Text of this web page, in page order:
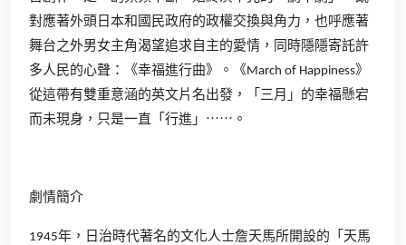
對應著外頭日本和國民政府的政權交換與角力，也呼應著
舞台之外男女主角渴望追求自主的愛情，同時隱隱寄託許
多人民的心聲：《幸福進行曲》。《March of Happiness》
從這帶有雙重意涵的英文片名出發，「三月」的幸福懸宕
而未現身，只是一直「行進」⋯⋯。
劇情簡介
1945年，日治時代著名的文化人士詹天馬所開設的「天馬